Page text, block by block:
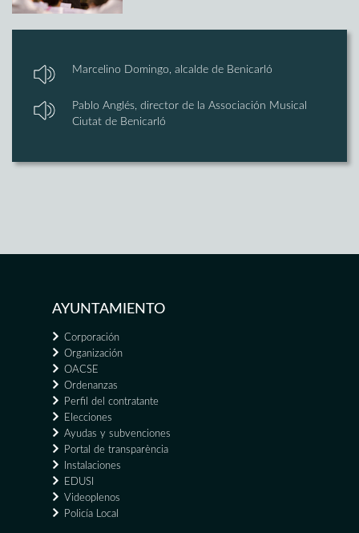
Marcelino Domingo, alcalde de Benicarló
Pablo Anglés, director de la Associación Musical
Ciutat de Benicarló
AYUNTAMIENTO
Corporación
Organización
OACSE
Ordenanzas
Perfil del contratante
Elecciones
Ayudas y subvenciones
Portal de transparència
Instalaciones
EDUSI
Videoplenos
Policía Local